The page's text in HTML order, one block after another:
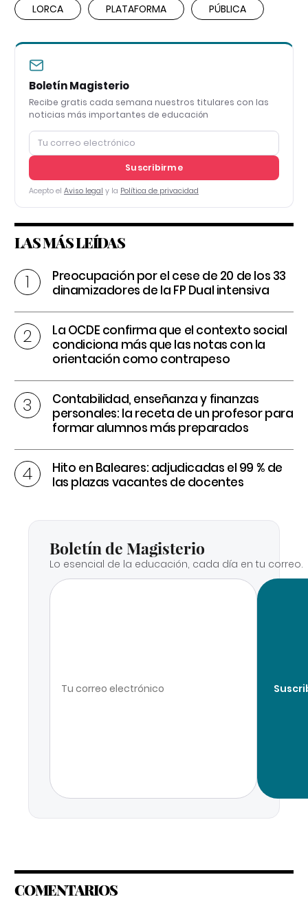
LORCA PLATAFORMA PÚBLICA
Boletín Magisterio
Recibe gratis cada semana nuestros titulares con las
noticias más importantes de educación
Suscribirme
Acepto el Aviso legal y la Política de privacidad
LAS MÁS LEÍDAS
Preocupación por el cese de 20 de los 33
dinamizadores de la FP Dual intensiva
La OCDE confirma que el contexto social
condiciona más que las notas con la
orientación como contrapeso
Contabilidad, enseñanza y finanzas
personales: la receta de un profesor para
formar alumnos más preparados
Hito en Baleares: adjudicadas el 99 % de
las plazas vacantes de docentes
Boletín de Magisterio
Lo esencial de la educación, cada día en tu correo.
COMENTARIOS